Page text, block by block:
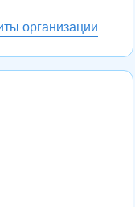
организации